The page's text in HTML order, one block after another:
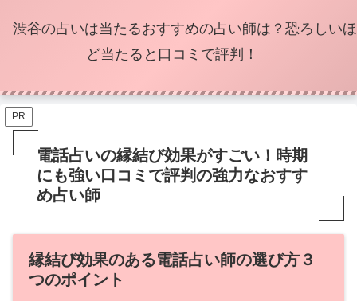
渋谷の占いは当たるおすすめの占い師は？恐ろしいほ
ど当たると口コミで評判！
PR
電話占いの縁結び効果がすごい！時期
にも強い口コミで評判の強力なおすす
め占い師
縁結び効果のある電話占い師の選び方３
つのポイント